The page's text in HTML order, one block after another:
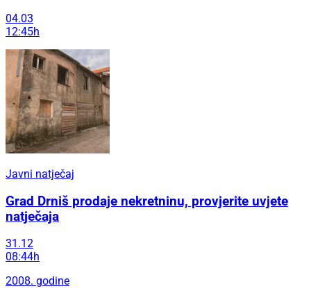
04.03
12:45h
Javni natječaj
Grad Drniš prodaje nekretninu, provjerite uvjete
natječaja
31.12
08:44h
2008. godine